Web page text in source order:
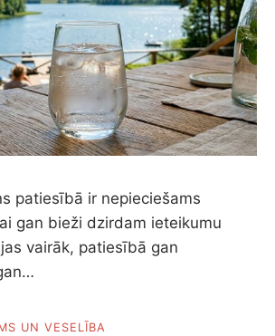
patiesībā ir nepieciešams
gan bieži dzirdam ieteikumu
vairāk, patiesībā gan
UN VESELĪBA